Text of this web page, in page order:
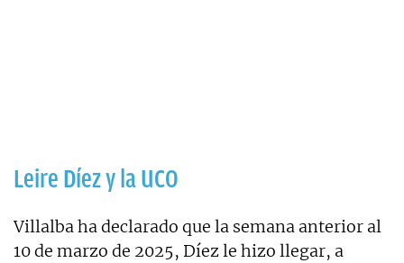
Leire Díez y la UCO
Villalba ha declarado que la semana anterior al
10 de marzo de 2025, Díez le hizo llegar, a